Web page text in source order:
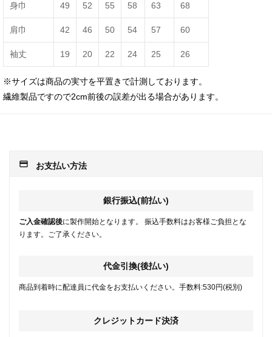
身巾 49 52 55 58 63 68
肩巾 42 46 50 54 57 60
袖丈 19 20 22 24 25 26
※サイズは商品の実寸を平置きで計測しております。
繊維製品ですので2cm前後の誤差が出る場合があります。
payment お支払い方法
銀行振込(前払い)
ご入金確認後に製作開始となります。 振込手数料はお客様ご負担とな
ります。ご了承ください。
代金引換(後払い)
商品到着時に配達員に代金をお支払いください。手数料:530円(税別)
クレジットカード決済